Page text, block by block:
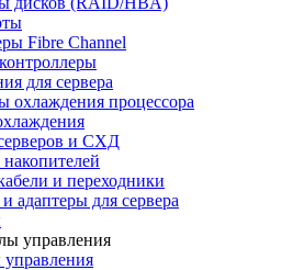
Fibre Channel
для сервера
охлаждения процессора
и СХД
и переходники
адаптеры для сервера